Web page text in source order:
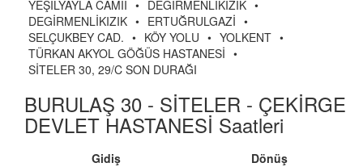
YEŞİLYAYLA CAMİİ • DEGİRMENLİKIZIK •
DEGİRMENLİKIZIK • ERTUĞRULGAZİ •
SELÇUKBEY CAD. • KÖY YOLU • YOLKENT •
TÜRKAN AKYOL GÖĞÜS HASTANESİ •
SİTELER 30, 29/C SON DURAĞI
BURULAŞ 30 - SİTELER - ÇEKİRGE
DEVLET HASTANESİ Saatleri
Gidiş
Dönüş